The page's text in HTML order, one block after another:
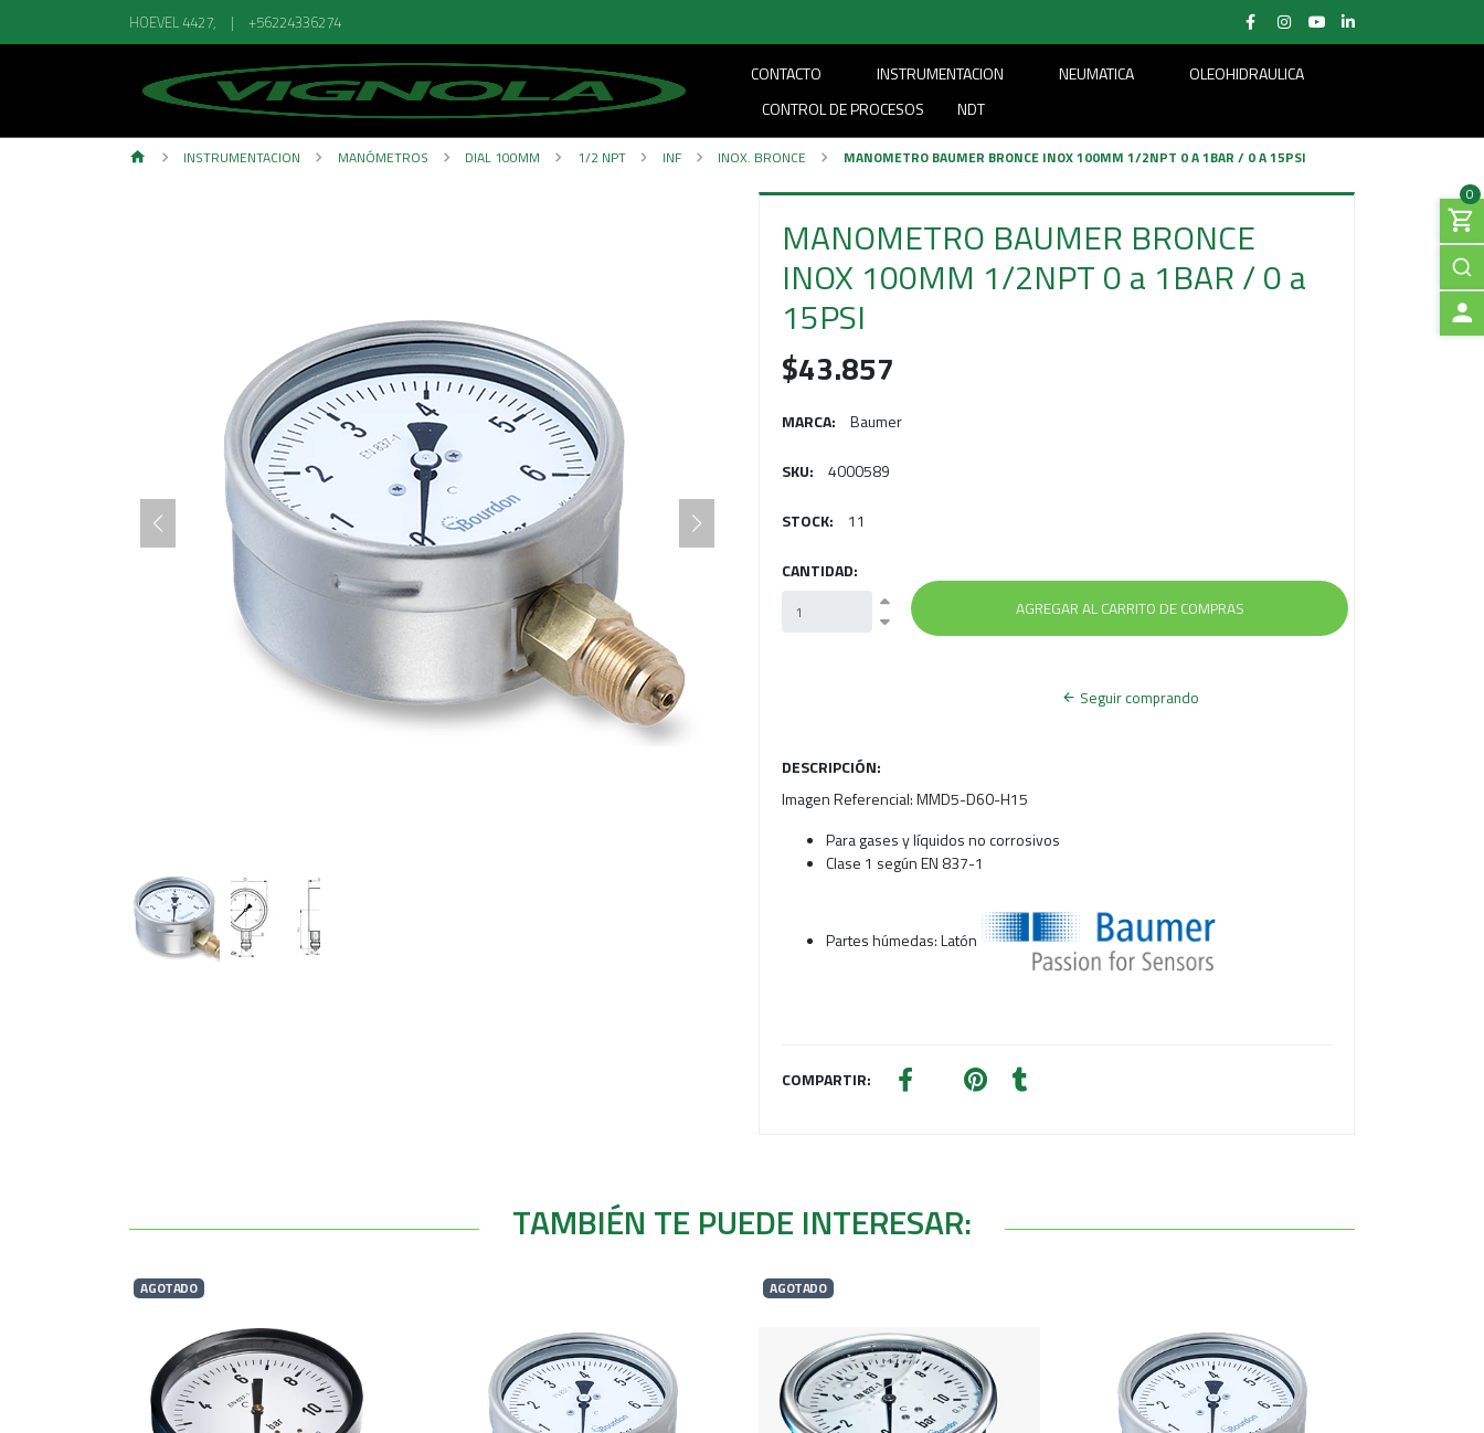
HOEVEL 4427, | +56224336274
CONTACTO INSTRUMENTACION NEUMATICA
OLEOHIDRAULICA
CONTROL DE PROCESOS
NDT
0
INSTRUMENTACION MANÓMETROS DIAL 100MM 1/2 NPT INF INOX. BRONCE MANOMETRO BAUMER BRONCE INOX 100MM 1/2NPT 0 A 1BAR / 0 A 15PSI
MANOMETRO BAUMER BRONCE
INOX 100MM 1/2NPT 0 a 1BAR / 0 a
15PSI
$43.857
MARCA: Baumer
SKU: 4000589
STOCK: 11
CANTIDAD:
Seguir comprando
DESCRIPCIÓN:
Imagen Referencial: MMD5-D60-H15
Para gases y líquidos no corrosivos
Clase 1 según EN 837-1
Partes húmedas: Latón
COMPARTIR:
TAMBIÉN TE PUEDE INTERESAR:
AGOTADO AGOTADO